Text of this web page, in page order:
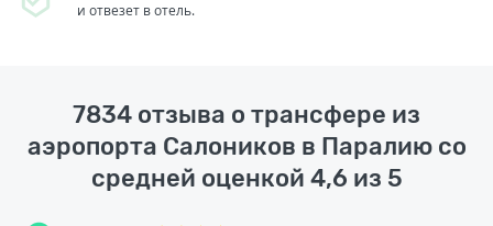
и отвезет в отель.
7834 отзыва о трансфере из
аэропорта Салоников в Паралию со
средней оценкой 4,6 из 5